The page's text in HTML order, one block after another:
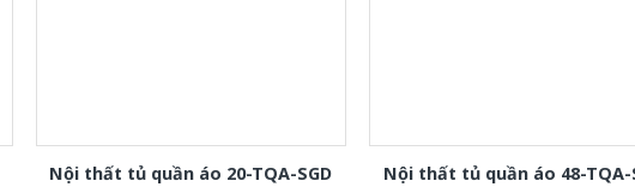
Nội thất tủ quần áo 20-TQA-SGD Nội thất tủ quần áo 48-TQA-